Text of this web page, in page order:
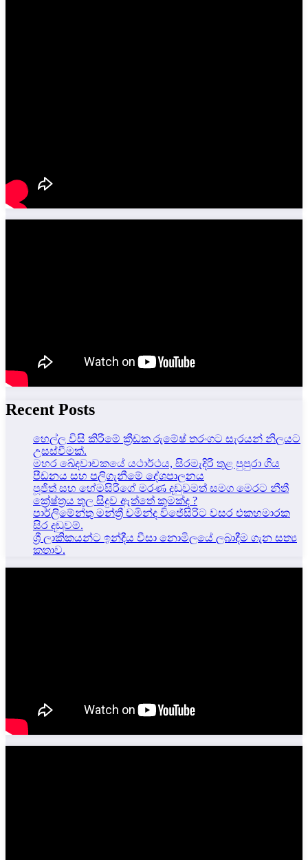
Recent Posts
හෙල්ල විසි කිරීමේ ක්‍රීඩක රුමේෂ් තරංගට සැරයන් නිලයට
උසස්වීමක්.
මහර ඛේදවාචකයේ යථාර්ථය, සිරමැදිරි තුළ පුපුරා ගිය
පීඩනය සහ පලිගැනීමේ දේශපාලනය
පූජිත් සහ හේමසිරිගේ මරණ දඩුවමත් සමග මෙරට නීතී
ක්‍රේෂ්ත්‍රය තුල සිදුව ඇත්තේ කුමක්ද ?
පාර්ලිමේන්තු මන්ත්‍රී චමින්ද විජේසිරිට වසර එකහමාරක
සිර දඬුවම්.
ශ්‍රී ලාකිකයන්ට ඉන්දීය වීසා නොමිලයේ ලබාදීම ගැන සත්‍ය
කතාව.